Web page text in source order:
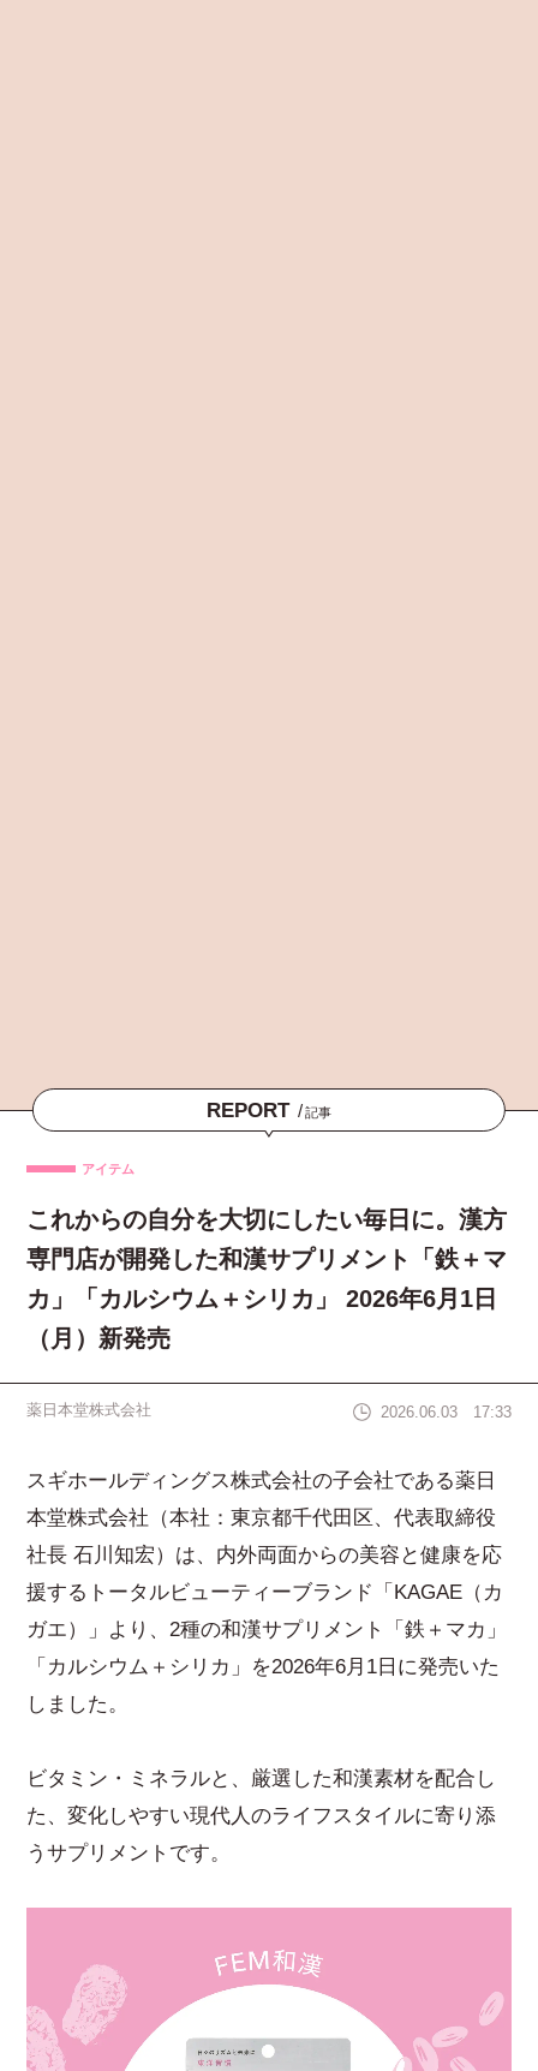
REPORT /記事
アイテム
これからの自分を大切にしたい毎日に。漢方
専門店が開発した和漢サプリメント「鉄＋マ
カ」「カルシウム＋シリカ」 2026年6月1日
（月）新発売
薬日本堂株式会社 2026.06.03 17:33
スギホールディングス株式会社の子会社である薬日
本堂株式会社（本社：東京都千代田区、代表取締役
社長 石川知宏）は、内外両面からの美容と健康を応
援するトータルビューティーブランド「KAGAE（カ
ガエ）」より、2種の和漢サプリメント「鉄＋マカ」
「カルシウム＋シリカ」を2026年6月1日に発売いた
しました。
ビタミン・ミネラルと、厳選した和漢素材を配合し
た、変化しやすい現代人のライフスタイルに寄り添
うサプリメントです。